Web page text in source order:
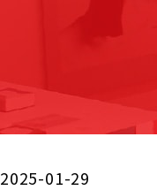
2025-01-29